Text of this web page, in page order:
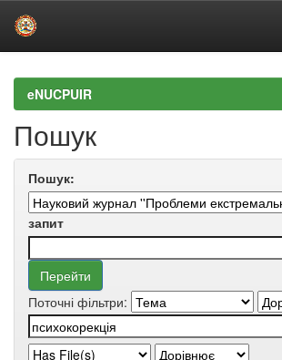
navigationeNUCPUIR
Пошук
Пошук:
запит
Поточні фільтри: